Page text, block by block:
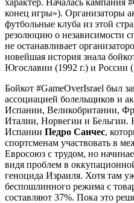
конец игры»). Организаторы
футбольные клуба из этой
резолюцию о независимости
не останавливает
новейшая история знала
Югославии (1992 г.) и России
Бойкот #GameOverIsrael был
ассоциацией болельщиков и
Испании, Великобритании,
Италии, Норвегии и Бельгии.
Испании Педро Санчес,
спортсменам участвовать в
Евросоюз с трудом, но
видя проблем в
геноцида Израиля. Хотя там
беспошлинного режима с
составляют 37%. Пока это